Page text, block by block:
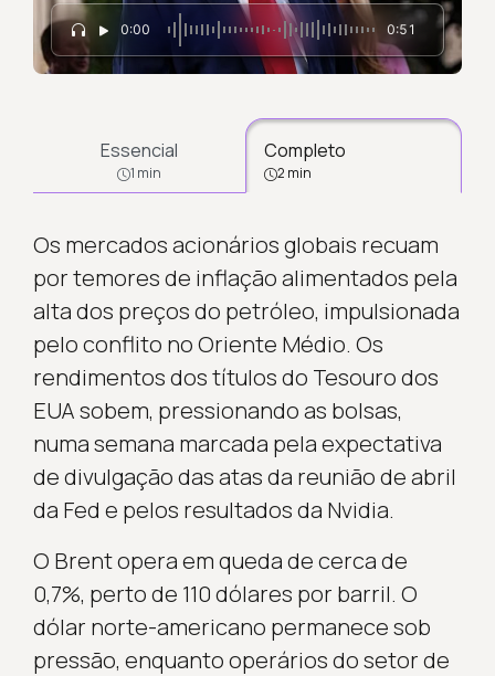
0:00 0:51
Essencial
1 min
Completo
2 min
Os mercados acionários globais recuam
por temores de inflação alimentados pela
alta dos preços do petróleo, impulsionada
pelo conflito no Oriente Médio. Os
rendimentos dos títulos do Tesouro dos
EUA sobem, pressionando as bolsas,
numa semana marcada pela expectativa
de divulgação das atas da reunião de abril
da Fed e pelos resultados da Nvidia.
O Brent opera em queda de cerca de
0,7%, perto de 110 dólares por barril. O
dólar norte-americano permanece sob
pressão, enquanto operários do setor de